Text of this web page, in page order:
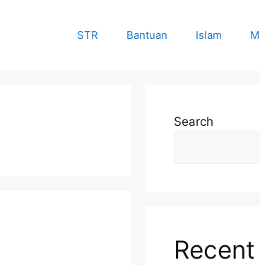
STR Bantuan Islam
Search